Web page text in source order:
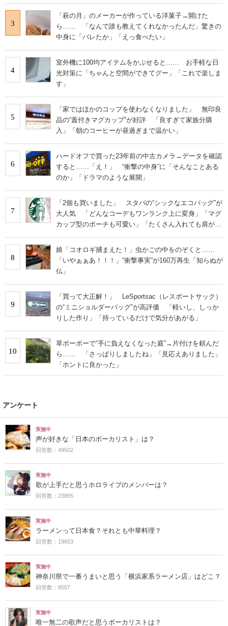
3
「萩の月」のメーカーが作っている洋菓子→開けた
ら…… 「なんで誰も教えてくれなかったんだ」驚きの
中身に「バレたか」「えっ食べたい」
4
室外機に100均アイテムをかぶせると…… お手軽な日
光対策に「ちゃんと空間ができてグー」「これで楽しま
す」
5
「家ではほかのコップを使わなくなりました」 無印良
品の“蓋付きマグカップ”が好評 「良すぎて家族分購
入」「朝のコーヒーが昼過ぎまで温かい」
6
ハードオフで買った23年前の中古カメラ→データを確認
すると……「え！」 “衝撃の中身”に「そんなことある
のか」「ドラマのような展開」
7
「2個も買いました」 スタバの“シックなエコバッグ”が
大人気 「どんなコーデもワンランク上に変身」「マグ
カップ型のポーチも可愛い」「たくさん入れても肩が痛
8
娘「コオロギ捕まえた！」虫かごの中をのぞくと……
「いやぁぁあ！！！」“衝撃事実”が160万再生「知らぬが
仏」
9
「買って大正解！」 LeSportsac（レスポートサック）
の“ミニショルダーバッグ”が高評価 「軽いし、しっか
りした作り」「持っているだけで気分があがる」
10
草ボーボーで“手に負えなくなった庭”→片付けを頼んだ
ら…… 「さっぱりしましたね」「見応えありました」
「ホントに良かった」
アンケート
実施中
声が好きな「日本のボーカリスト」は？
回答数：49502
実施中
歌が上手だと思うホロライブのメンバーは？
回答数：23865
実施中
ラーメンって日本食？それとも中華料理？
回答数：19653
実施中
神奈川県で一番うまいと思う「横浜家系ラーメン店」はどこ？
回答数：8507
実施中
唯一無二の歌声だと思うボーカリストは？